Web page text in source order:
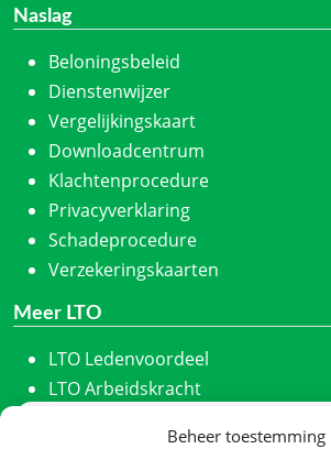
Beheer toestemming
Naslag
Beloningsbeleid
Dienstenwijzer
Vergelijkingskaart
Downloadcentrum
Klachtenprocedure
Privacyverklaring
Schadeprocedure
Verzekeringskaarten
Meer LTO
LTO Ledenvoordeel
LTO Arbeidskracht
Meld u aan voor onze nieuwsbrief